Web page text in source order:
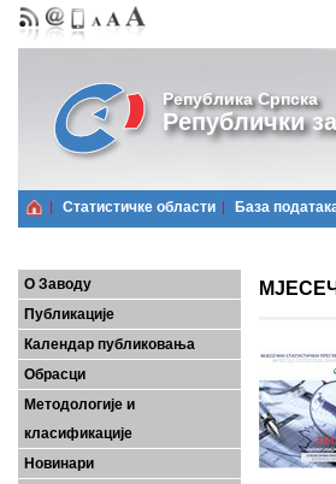
Република Српска
Републички
Статистичке области Базa
О Заводу
Публикације
Календар публиковања
Обрасци
Методологије и
класификације
Новинари